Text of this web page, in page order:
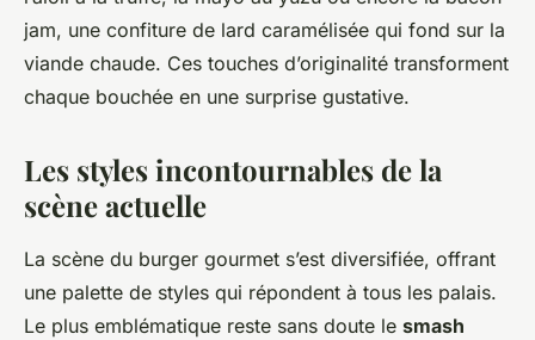
jam, une confiture de lard caramélisée qui fond sur la
viande chaude. Ces touches d’originalité transforment
chaque bouchée en une surprise gustative.
Les styles incontournables de la
scène actuelle
La scène du burger gourmet s’est diversifiée, offrant
une palette de styles qui répondent à tous les palais.
Le plus emblématique reste sans doute le smash